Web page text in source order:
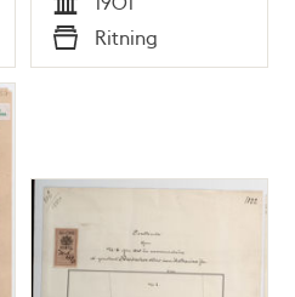
Tid
Typ
Ritning